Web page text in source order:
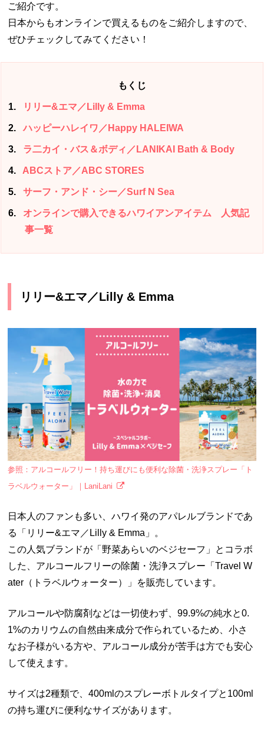
ご紹介です。
日本からもオンラインで買えるものをご紹介しますので、
ぜひチェックしてみてください！
もくじ
1 リリー&エマ／Lilly & Emma
2 ハッピーハレイワ／Happy HALEIWA
3 ラ二カイ・バス＆ボディ／LANIKAI Bath & Body
4 ABCストア／ABC STORES
5 サーフ・アンド・シー／Surf N Sea
6
オンラインで購入できるハワイアンアイテム 人気記
事一覧
リリー&エマ／Lilly & Emma
参照：アルコールフリー！持ち運びにも便利な除菌・洗浄スプレー「ト
ラベルウォーター」｜LaniLani
日本人のファンも多い、ハワイ発のアパレルブランドであ
る「リリー&エマ／Lilly & Emma」。
この人気ブランドが「野菜あらいのベジセーフ」とコラボ
した、アルコールフリーの除菌・洗浄スプレー「Travel W
ater（トラベルウォーター）」を販売しています。
アルコールや防腐剤などは一切使わず、99.9%の純水と0.
1%のカリウムの自然由来成分で作られているため、小さ
なお子様がいる方や、アルコール成分が苦手は方でも安心
して使えます。
サイズは2種類で、400mlのスプレーボトルタイプと100ml
の持ち運びに便利なサイズがあります。